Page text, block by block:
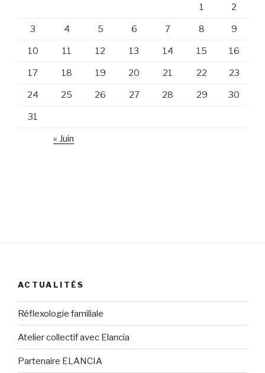
1 2
3 4 5 6 7 8 9
10 11 12 13 14 15 16
17 18 19 20 21 22 23
24 25 26 27 28 29 30
31
« Juin
ACTUALITÉS
Réflexologie familiale
Atelier collectif avec Elancia
Partenaire ELANCIA